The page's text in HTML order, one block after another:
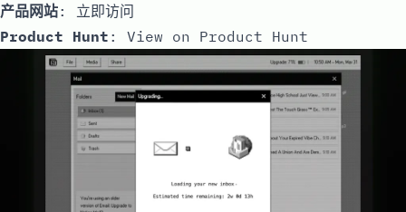
产品网站: 立即访问
Product Hunt : View on Product Hunt